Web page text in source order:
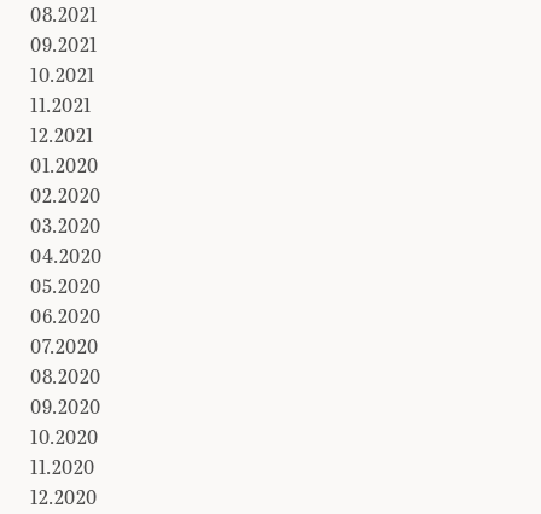
08.2021
09.2021
10.2021
11.2021
12.2021
01.2020
02.2020
03.2020
04.2020
05.2020
06.2020
07.2020
08.2020
09.2020
10.2020
11.2020
12.2020